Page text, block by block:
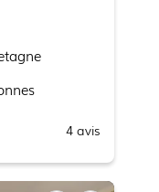
s
4 avis